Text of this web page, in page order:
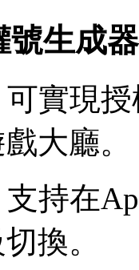
號生成
可實現
大廳。
持在
換。